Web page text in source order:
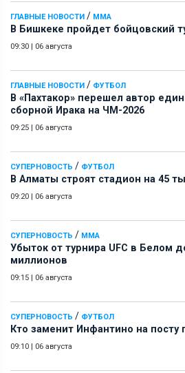
ГЛАВНЫЕ НОВОСТИ / ММА
В Бишкеке пройдет бойцовский
09:30 | 06 августа
ГЛАВНЫЕ НОВОСТИ / ФУТБОЛ
В «Пахтакор» перешел автор
сборной Ирака на ЧМ-2026
09:25 | 06 августа
СУПЕРНОВОСТЬ / ФУТБОЛ
В Алматы строят стадион на 45
09:20 | 06 августа
СУПЕРНОВОСТЬ / ММА
Убыток от турнира UFC в Белом
миллионов
09:15 | 06 августа
СУПЕРНОВОСТЬ / ФУТБОЛ
Кто заменит Инфантино на
09:10 | 06 августа